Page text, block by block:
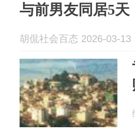
与前男友同居5天
胡侃社会百态 2026-03-13